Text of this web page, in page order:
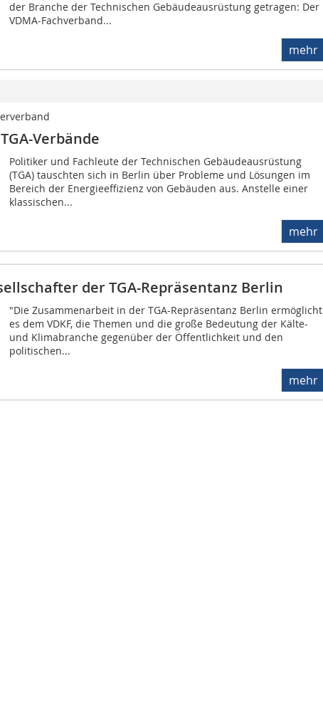
der Branche der Technischen Gebäudeausrüstung getragen: Der
VDMA-Fachverband...
mehr
Verbände
Politiker und Fachleute der Technischen Gebäudeausrüstung
(TGA) tauschten sich in Berlin über Probleme und Lösungen im
Bereich der Energieeffizienz von Gebäuden aus. Anstelle einer
klassischen...
mehr
der TGA-Repräsentanz Berlin
"Die Zusammenarbeit in der TGA-Repräsentanz Berlin ermöglicht
es dem VDKF, die Themen und die große Bedeutung der Kälte-
und Klimabranche gegenüber der Öffentlichkeit und den
politischen...
mehr